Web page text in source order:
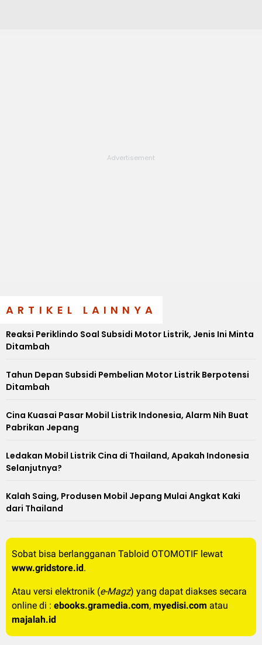
ARTIKEL LAINNYA
Reaksi Periklindo Soal Subsidi Motor Listrik, Jenis Ini Minta
Ditambah
Tahun Depan Subsidi Pembelian Motor Listrik Berpotensi
Ditambah
Cina Kuasai Pasar Mobil Listrik Indonesia, Alarm Nih Buat
Pabrikan Jepang
Ledakan Mobil Listrik Cina di Thailand, Apakah Indonesia
Selanjutnya?
Kalah Saing, Produsen Mobil Jepang Mulai Angkat Kaki
dari Thailand
Sobat bisa berlangganan Tabloid OTOMOTIF lewat
www.gridstore.id.
Atau versi elektronik (e-Magz) yang dapat diakses secara
online di : ebooks.gramedia.com, myedisi.com atau
majalah.id